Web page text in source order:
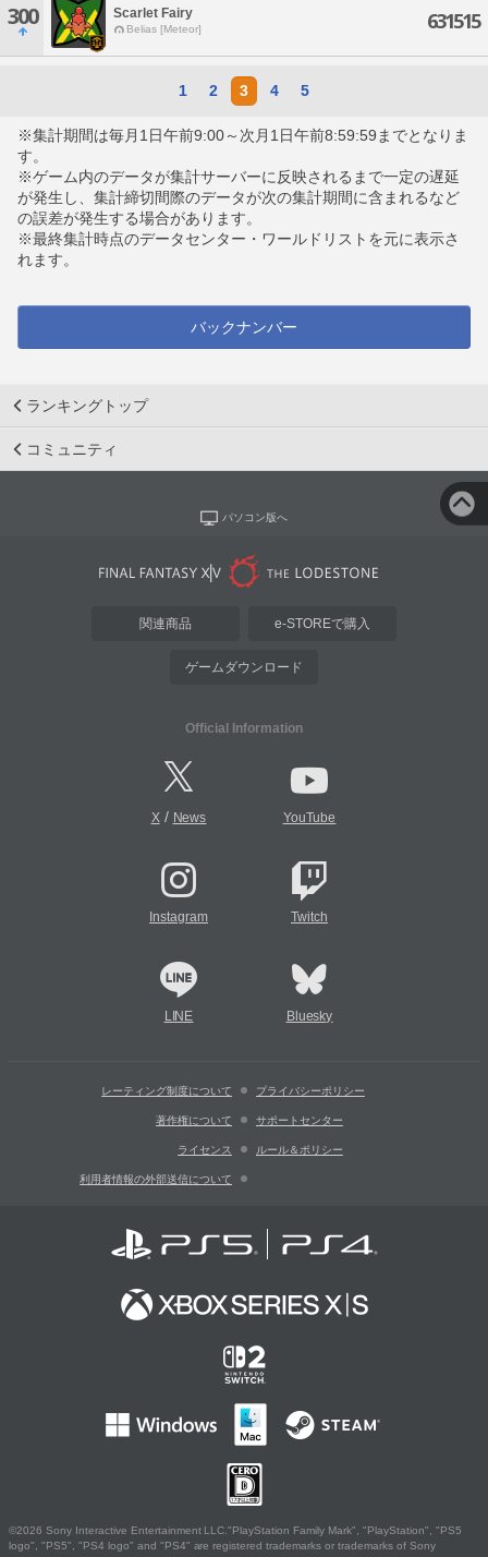
300 Scarlet Fairy
Belias [Meteor] 631515
1 2 3 4 5
※集計期間は毎月1日午前9:00～次月1日午前8:59:59までとなりま
す。
※ゲーム内のデータが集計サーバーに反映されるまで一定の遅延
が発生し、集計締切間際のデータが次の集計期間に含まれるなど
の誤差が発生する場合があります。
※最終集計時点のデータセンター・ワールドリストを元に表示さ
れます。
バックナンバー
ランキングトップ
コミュニティ
パソコン版へ
関連商品 e-STOREで購入
ゲームダウンロード
Official Information
X/ News YouTube
Instagram Twitch
LINE Bluesky
レーティング制度について プライバシーポリシー
著作権について サポートセンター
ライセンス ルール＆ポリシー
利用者情報の外部送信について
©2026 Sony Interactive Entertainment LLC."PlayStation Family Mark", "PlayStation", "PS5
logo", "PS5", "PS4 logo" and "PS4" are registered trademarks or trademarks of Sony